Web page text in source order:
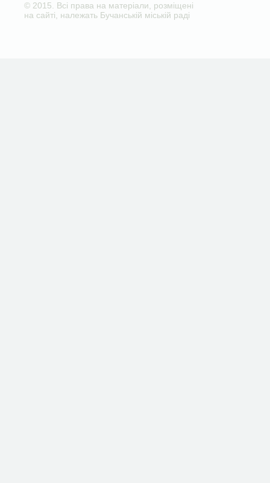
© 2015. Всі права на матеріали, розміщені
на сайті, належать Бучанській міській раді